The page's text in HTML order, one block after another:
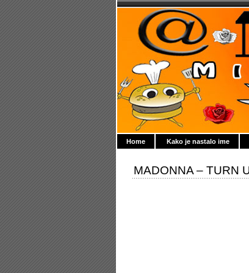
Home Kako je nastalo ime
MADONNA – TURN